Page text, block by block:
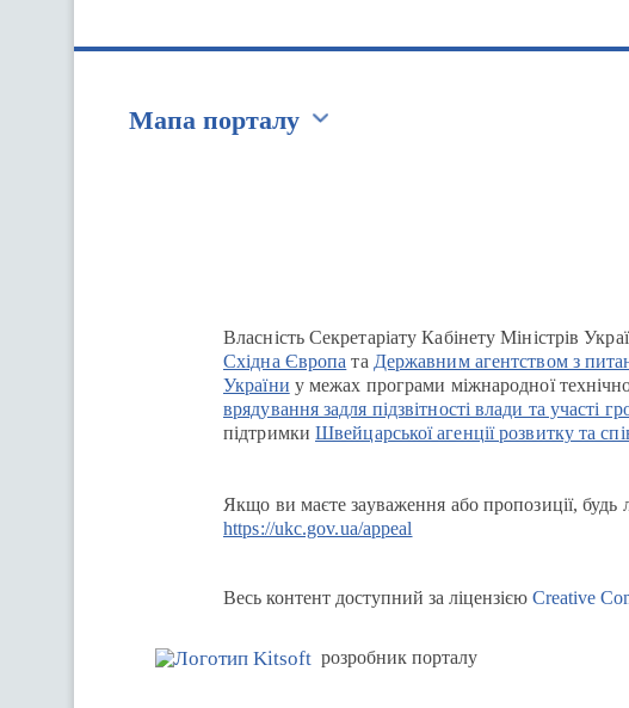
Мапа порталу
Власність Секретаріату Кабінету Міністрів
Східна Європа та Державним агентством з
України у межах програми міжнародної
врядування задля підзвітності влади та участі
підтримки Швейцарської агенції розвитку та
Якщо ви маєте зауваження або пропозиції, будь
https://ukc.gov.ua/appeal
Весь контент доступний за ліцензією Creative
розробник порталу